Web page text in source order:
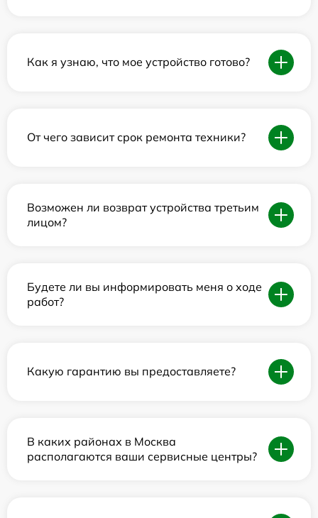
Как я узнаю, что мое устройство готово?
От чего зависит срок ремонта техники?
Возможен ли возврат устройства третьим
лицом?
Будете ли вы информировать меня о ходе
работ?
Какую гарантию вы предоставляете?
В каких районах в Москва
располагаются ваши сервисные центры?